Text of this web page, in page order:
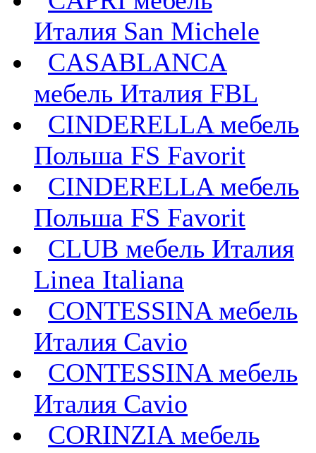
Италия San Michele
CASABLANCA
мебель Италия FBL
CINDERELLA мебель
Польша FS Favorit
CINDERELLA мебель
Польша FS Favorit
CLUB мебель Италия
Linea Italiana
CONTESSINA мебель
Италия Cavio
CONTESSINA мебель
Италия Сavio
CORINZIA мебель